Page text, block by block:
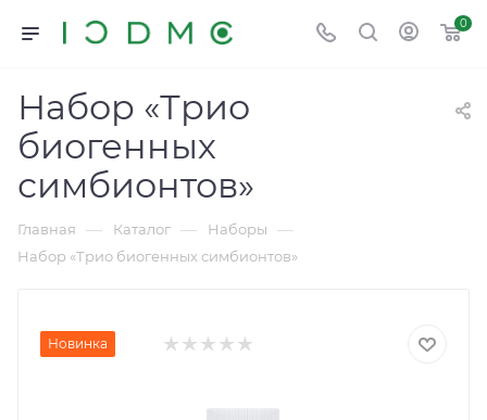
0
Набор «Трио
биогенных
симбионтов»
Главная — Каталог — Наборы —
Набор «Трио биогенных симбионтов»
Новинка